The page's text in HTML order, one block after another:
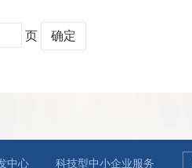
页 确定
中心 科技型中小企业服务